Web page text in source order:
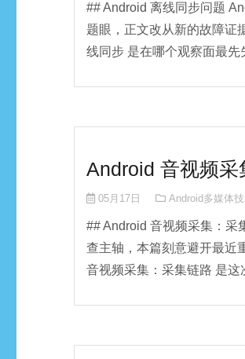
## Android 离线同步问题
题眼，正文改从新的故障证
线同步 是在哪个观察面最先
Android 音视频
05月17日 Android多媒体
## Android 音视频采集：采
查主轴，本篇刻意避开最近
音视频采集：采集链路 是这